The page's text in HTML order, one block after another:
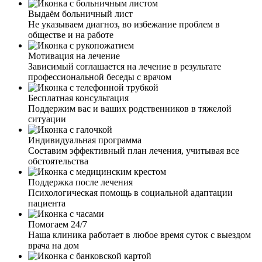
мой муж трезв уже несколько лет и наша семья снова
счастлива. Я очень благодарна клинике и всем врачам,
которые помогли нам вернуть нашу жизнь.
Получил профессиональную помощь. Доктор оказался
отзывчивым и доброжелательным специалистом,
который слушал мои проблемы и предоставил
адекватный план лечения. Очень важно, что весь
процесс проходил у меня дома, что не вызывало
дополнительного стресса. Заботливый и понимающий
подход помог мне преодолеть зависимость. Теперь я
здоров, и хотел бы советовать всем тем, кто столкнулся
с подобной проблемой, обратиться за помощью к
данным специалистам. Они помогут вернуть радость
жизни и дадут возможность начать новую главу,
свободную от зависимости.
Я заказал кодировку "Дисульфирам" для борьбы с
алкоголизмом. Через 3 дня заметил значительные
Выдаём больничный лист
Не указываем диагноз, во избежание проблем в
обществе и на работе
Мотивация на лечение
Зависимый соглашается на лечение в результате
профессиональной беседы с врачом
Бесплатная консультация
Поддержим вас и ваших родственников в тяжелой
ситуации
Индивидуальная программа
Составим эффективный план лечения, учитывая все
обстоятельства
Поддержка после лечения
Психологическая помощь в социальной адаптации
пациента
Помогаем 24/7
Наша клиника работает в любое время суток с выездом
врача на дом